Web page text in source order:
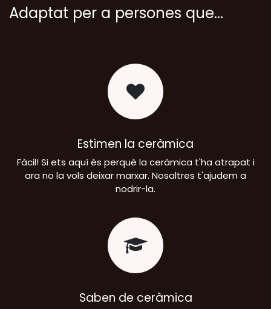
Adaptat per a persones que...
Estimen la ceràmica
Fàcil! Si ets aquí és perquè la ceràmica t'ha atrapat i
ara no la vols deixar marxar. Nosaltres t'ajudem a
nodrir-la.
Saben de ceràmica